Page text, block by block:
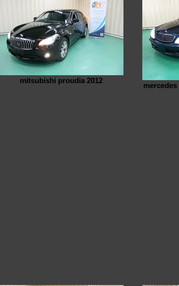
mitsubishi proudia 2012
mercedes